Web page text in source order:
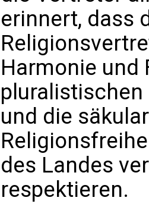
erinnert, dass
Harmonie und
und die
des Landes
respektieren.